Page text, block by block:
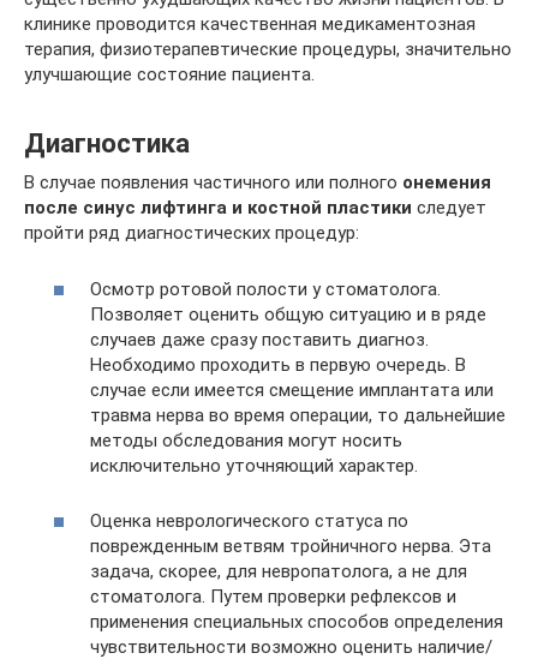
клинике проводится качественная медикаментозная
терапия, физиотерапевтические процедуры, значительно
улучшающие состояние пациента.
Диагностика
В случае появления частичного или полного онемения
после синус лифтинга и костной пластики следует
пройти ряд диагностических процедур:
Осмотр ротовой полости у стоматолога.
Позволяет оценить общую ситуацию и в ряде
случаев даже сразу поставить диагноз.
Необходимо проходить в первую очередь. В
случае если имеется смещение имплантата или
травма нерва во время операции, то дальнейшие
методы обследования могут носить
исключительно уточняющий характер.
Оценка неврологического статуса по
поврежденным ветвям тройничного нерва. Эта
задача, скорее, для невропатолога, а не для
стоматолога. Путем проверки рефлексов и
применения специальных способов определения
чувствительности возможно оценить наличие/